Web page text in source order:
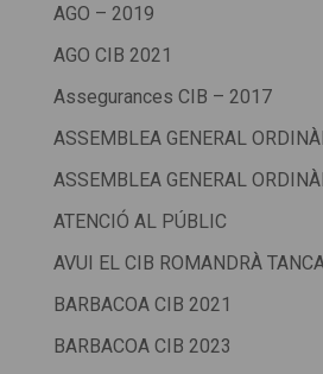
AGO – 2019
AGO CIB 2021
Assegurances CIB – 2017
ASSEMBLEA GENERAL
ASSEMBLEA GENERAL
ATENCIÓ AL PÚBLIC
AVUI EL CIB ROMANDRÀ
BARBACOA CIB 2021
BARBACOA CIB 2023